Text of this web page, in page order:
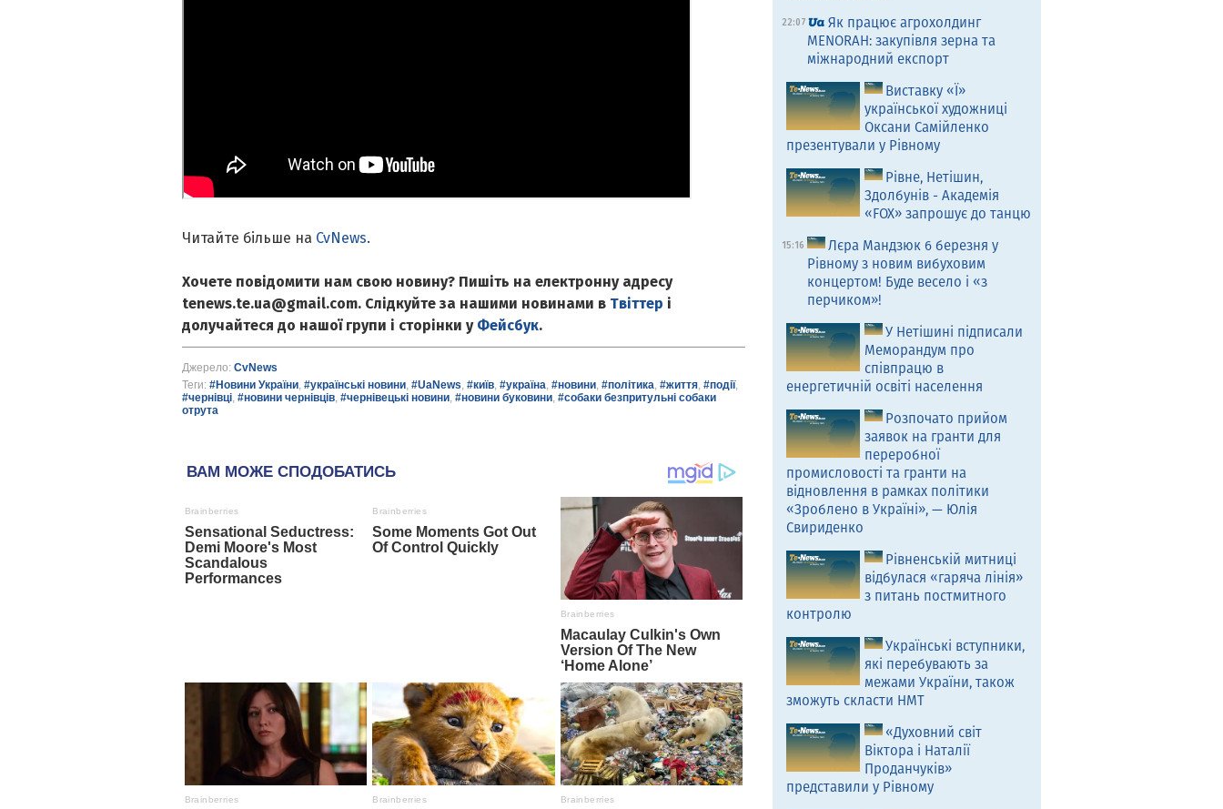
Читайте більше на CvNews.
Хочете повідомити нам свою новину? Пишіть на електронну адресу
tenews.te.ua@gmail.com. Слідкуйте за нашими новинами в Твіттер і
долучайтеся до нашої групи і сторінки у Фейсбук.
Джерело: CvNews
Теги: #Новини України, #українські новини, #UaNews, #київ, #україна, #новини, #політика, #життя, #події,
#чернівці, #новини чернівців, #чернівецькі новини, #новини буковини, #собаки безпритульні собаки
отрута
22:07
Як працює агрохолдинг
MENORAH: закупівля зерна та
міжнародний експорт
Виставку «Ї»
української художниці
Оксани Самійленко
презентували у Рівному
Рівне, Нетішин,
Здолбунів - Академія
«FOX» запрошує до танцю
15:16
Лєра Мандзюк 6 березня у
Рівному з новим вибуховим
концертом! Буде весело і «з
перчиком»!
У Нетішині підписали
Меморандум про
співпрацю в
енергетичній освіті населення
Розпочато прийом
заявок на гранти для
переробної
промисловості та гранти на
відновлення в рамках політики
«Зроблено в Україні», — Юлія
Свириденко
Рівненській митниці
відбулася «гаряча лінія»
з питань постмитного
контролю
Українські вступники,
які перебувають за
межами України, також
зможуть скласти НМТ
«Духовний світ
Віктора і Наталії
Проданчуків»
представили у Рівному